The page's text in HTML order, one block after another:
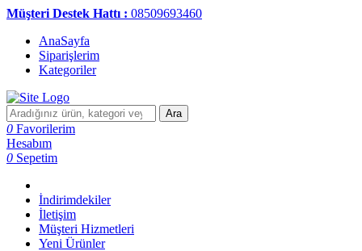
Müşteri Destek Hattı : 08509693460
AnaSayfa
Siparişlerim
Kategoriler
Ara
0 Favorilerim
Hesabım
0 Sepetim
İndirimdekiler
İletişim
Müşteri Hizmetleri
Yeni Ürünler